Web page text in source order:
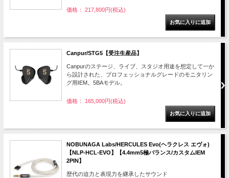
価格： 217,800円(税込)
Canpur/STG5【受注生産品】
Canpurのステージ、ライブ、スタジオ用途を想定して一か
ら設計された、プロフェッショナルグレードのモニタリン
グ用IEM。5BAモデル。
価格： 165,000円(税込)
NOBUNAGA Labs/HERCULES Evo(ヘラクレス エヴォ)
【NLP-HCL-EVO】【4.4mm5極バランス/カスタムIEM
2PIN】
歴代の迫力と表現力を継承したサウンド